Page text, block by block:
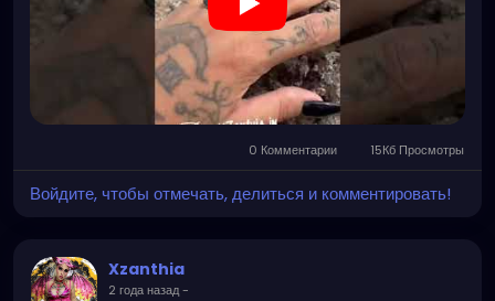
feature=share
0 Комментарии 15Кб Просмотры
Войдите, чтобы отмечать, делиться и комментировать!
Xzanthia
2 года назад-